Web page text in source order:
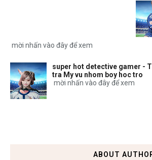
mời nhấn vào đây để xem
super hot detective gamer -
tra My vu nhom boy hoc tro
mời nhấn vào đây để xem
ABOUT